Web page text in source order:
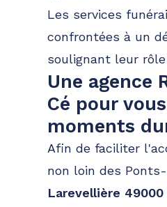
Les services
confrontées à un
soulignant leur
Une agence
Cé pour
moments
Afin de faciliter
non loin des
Larevellière 49000